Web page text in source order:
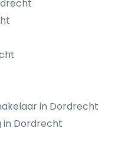
in Dordrecht
in Dordrecht